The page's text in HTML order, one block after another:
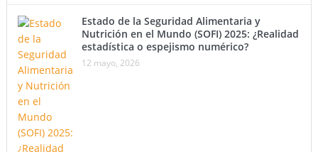
Estado de la Seguridad Alimentaria y
Nutrición en el Mundo (SOFI) 2025: ¿Realidad
estadística o espejismo numérico?
12 mayo, 2026